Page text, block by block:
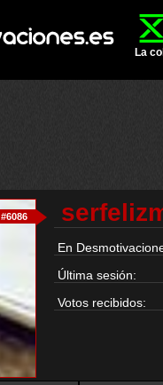
La
#6086
En
Última sesión:
Votos recibidos: